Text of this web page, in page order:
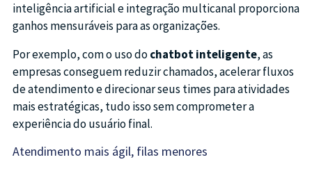
inteligência artificial e integração multicanal proporciona
ganhos mensuráveis para as organizações.
Por exemplo, com o uso dochatbot inteligente, as
empresas conseguem reduzir chamados, acelerar fluxos
de atendimento e direcionar seus times para atividades
mais estratégicas, tudo isso sem comprometer a
experiência do usuário final.
Atendimento mais ágil, filas menores